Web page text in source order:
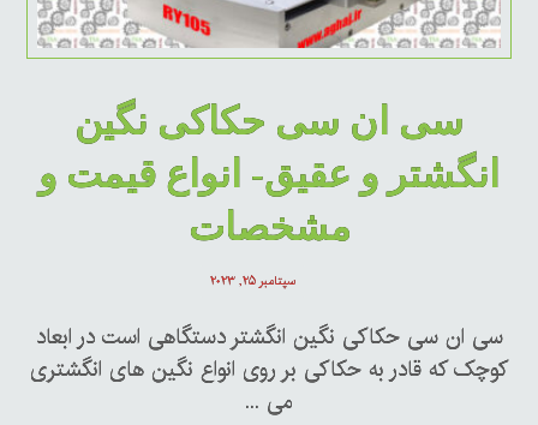
سی ان سی حکاکی نگین
انگشتر و عقیق- انواع قیمت و
مشخصات
سپتامبر ۲۵, ۲۰۲۳
سی ان سی حکاکی نگین انگشتر دستگاهی است در ابعاد
کوچک که قادر به حکاکی بر روی انواع نگین های انگشتری
می ...